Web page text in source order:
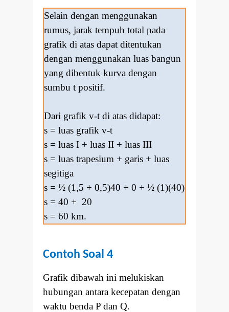
Selain dengan menggunakan
rumus, jarak tempuh total pada
grafik di atas dapat ditentukan
dengan menggunakan luas bangun
yang dibentuk kurva dengan
sumbu t positif.
Dari grafik v-t di atas didapat:
s = luas grafik v-t
s = luas I + luas II + luas III
s = luas trapesium + garis + luas
segitiga
s = ½ (1,5 + 0,5)40 + 0 + ½ (1)(40)
s = 40 + 20
s = 60 km.
Contoh Soal 4
Grafik dibawah ini melukiskan
hubungan antara kecepatan dengan
waktu benda P dan Q.